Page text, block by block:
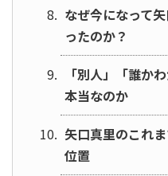
なぜ今になって
ったのか？
「別人」「誰か
本当なのか
矢口真里のこれ
位置